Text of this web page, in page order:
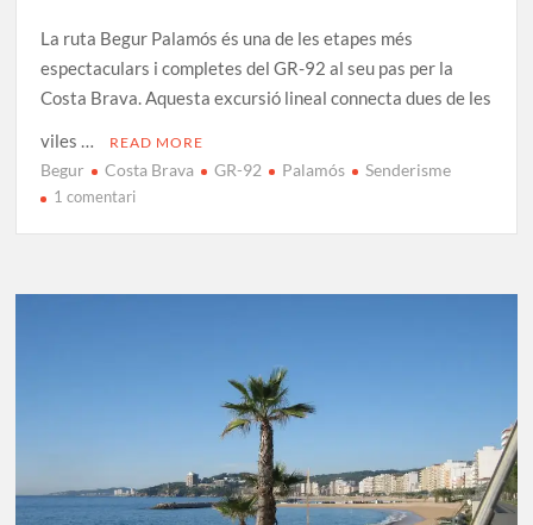
La ruta Begur Palamós és una de les etapes més
espectaculars i completes del GR-92 al seu pas per la
Costa Brava. Aquesta excursió lineal connecta dues de les
viles …
READ MORE
Begur Costa Brava GR-92 Palamós Senderisme
1 comentaria
8: